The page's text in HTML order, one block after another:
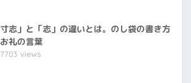
寸志」と「志」の違いとは。のし袋の書き方
礼の言葉
views